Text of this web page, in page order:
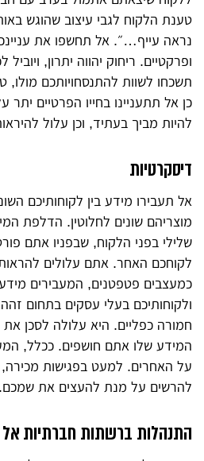
טענת הלקוח לגבי עיצוב שהוגש
נראה עייף…״. אל תחשפו את עניינכם
ופרקטיים. ריחוק יהווה יתרון,
תשכחו לשוות להתנסחויותכם מולו,
כן אל תתעניינו בחייו הפרטיים
להיות מביך בעתיד, וכן עלול
דיסקרטיות
אל תעבירו מידע בין לקוחותיכם
מוצריהם שונים לחלוטין. הדלפת
שלילי בפני הלקוח, שבפניו אתם
לקוחכם האחר. אתם עלולים
כמעצבים פטפטנים, המעבירים
ולקוחותיכם בעלי עסקים בתחום
חמורה כפליים. היא עלולה לסכן
המידע שלו אתם חושפים. ככלל,
על האחרים. למעט בפגישות מכירה,
להרשים על מנת להעצים את שמכם.
התנהלות ברשתות חברתיות אל